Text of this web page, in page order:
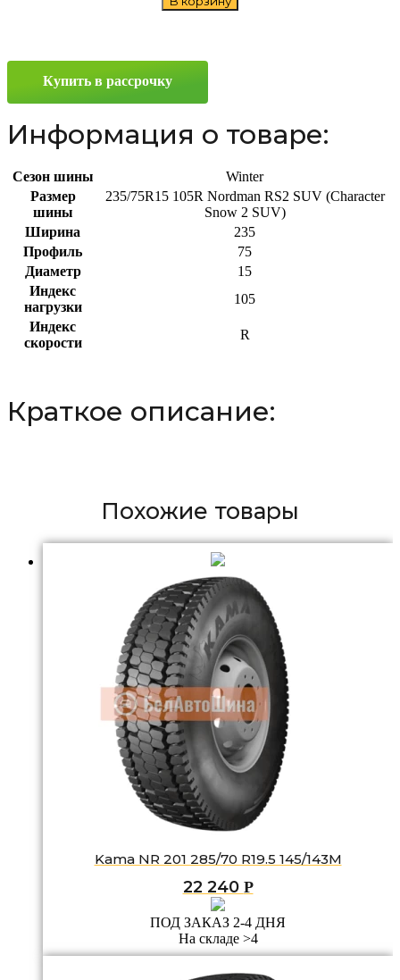
Ikon
(Character
2
235/75
R15
Купить в рассрочку
Информация о товаре:
Сезон шины
Winter
Размер
шины
235/75R15 105R Nordman RS2 SUV (Character
Snow 2 SUV)
Ширина
235
Профиль
75
Диаметр
15
Индекс
нагрузки
105
Индекс
скорости
R
Краткое описание:
Похожие товары
Kama NR 201 285/70 R19.5 145/143M
22 240 Р
ПОД ЗАКАЗ 2-4 ДНЯ
На складе >4